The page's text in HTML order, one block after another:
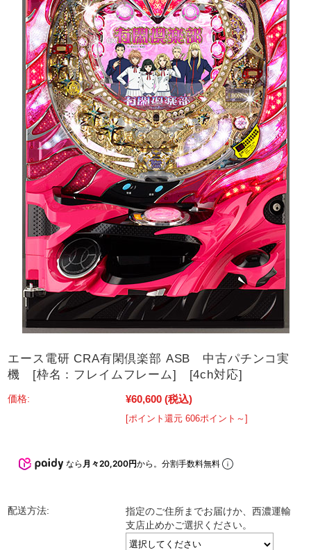
エース電研 CRA有閑倶楽部 ASB 中古パチンコ実
機 [枠名：フレイムフレーム] [4ch対応]
価格: ¥60,600 (税込)
[ポイント還元 606ポイント～]
なら 月々20,200円から。分割手数料無料
配送方法:
指定のご住所までお届けか、西濃運輸
支店止めかご選択ください。